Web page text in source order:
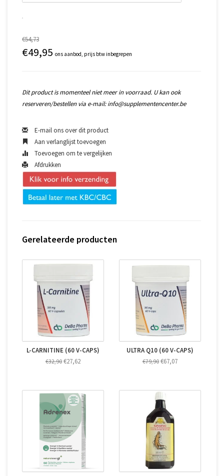
€54,73
€49,95 ons aanbod, prijs btw inbegrepen
Dit product is momenteel niet meer in voorraad. U kan ook
reserveren/bestellen via e-mail:info@supplementencenter.be
E-mail ons over dit product
Aan verlanglijst toevoegen
Toevoegen om te vergelijken
Afdrukken
Gerelateerde producten
L-CARNITINE (60 V-CAPS)
€32,90 €27,62
ULTRA Q10 (60 V-CAPS)
€79,90 €67,07